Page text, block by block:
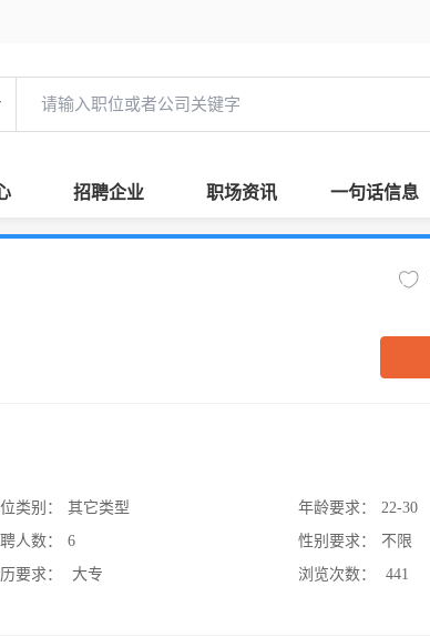
招聘企业 职场资讯 一句话信息
类别：
其它类型
人数：
6
要求：
大专
年龄要求：
22-30
性别要求：
不限
浏览次数：
441